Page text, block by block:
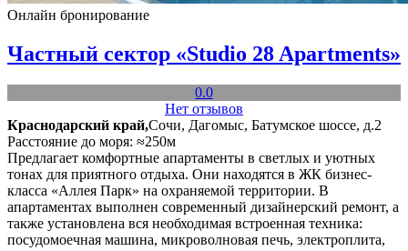
Онлайн бронирование
Частный сектор «Studio 28 Apartments»
0.0
Нет отзывов
Краснодарский край,Сочи, Дагомыс, Батумское шоссе, д.2
Расстояние до моря: ≈250м
Предлагает комфортные апартаменты в светлых и уютных
тонах для приятного отдыха. Они находятся в ЖК бизнес-
класса «Аллея Парк» на охраняемой территории. В
апартаментах выполнен современный дизайнерский ремонт, а
также установлена вся необходимая встроенная техника:
посудомоечная машина, микроволновая печь, электроплита,